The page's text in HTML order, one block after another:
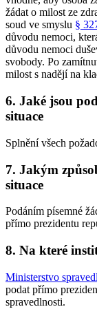
žádat o milost ze
soud ve smyslu §
důvodu nemoci,
důvodu nemoci
svobody. Po
milost s nadějí na
6. Jaké jsou
situace
Splnění všech
7. Jakým
situace
Podáním písemné
přímo prezidentu
8. Na které
Ministerstvo
podat přímo
spravedlnosti.